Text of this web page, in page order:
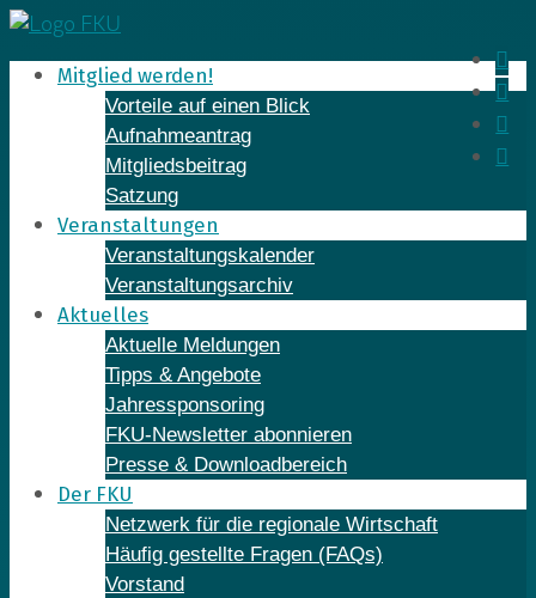
Skip
to
contentMitglied werden!
Vorteile auf einen Blick
Aufnahmeantrag
Mitgliedsbeitrag
Satzung
Veranstaltungen
Veranstaltungskalender
Veranstaltungsarchiv
Aktuelles
Aktuelle Meldungen
Tipps & Angebote
Jahressponsoring
FKU-Newsletter abonnieren
Presse & Downloadbereich
Der FKU
Netzwerk für die regionale Wirtschaft
Häufig gestellte Fragen (FAQs)
Vorstand